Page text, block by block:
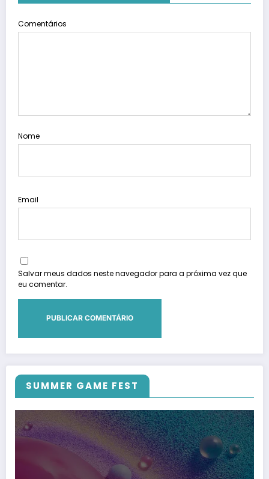
Comentários
Nome
Email
Salvar meus dados neste navegador para a próxima vez que
eu comentar.
SUMMER GAME FEST